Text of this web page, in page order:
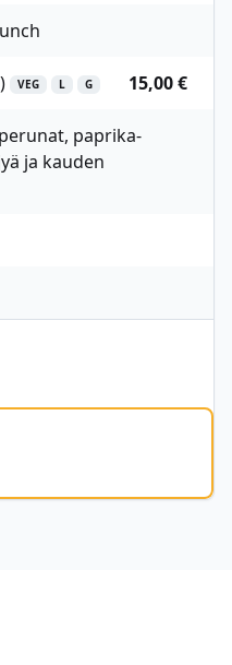
VEG L G 15,00 €
paprika-
ja kauden